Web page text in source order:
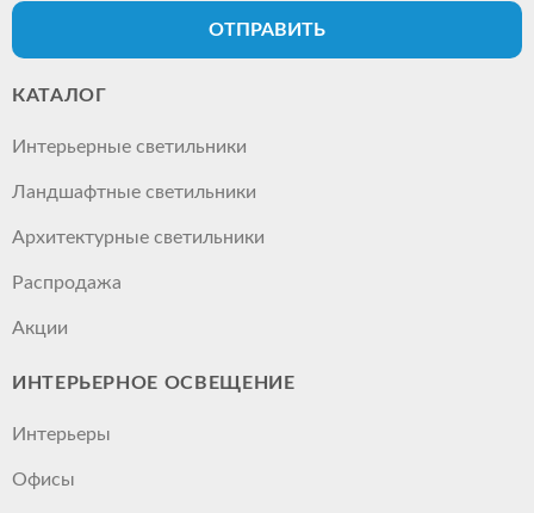
ОТПРАВИТЬ
КАТАЛОГ
Интерьерные светильники
Ландшафтные светильники
Архитектурные светильники
Распродажа
Акции
ИНТЕРЬЕРНОЕ ОСВЕЩЕНИЕ
Интерьеры
Офисы